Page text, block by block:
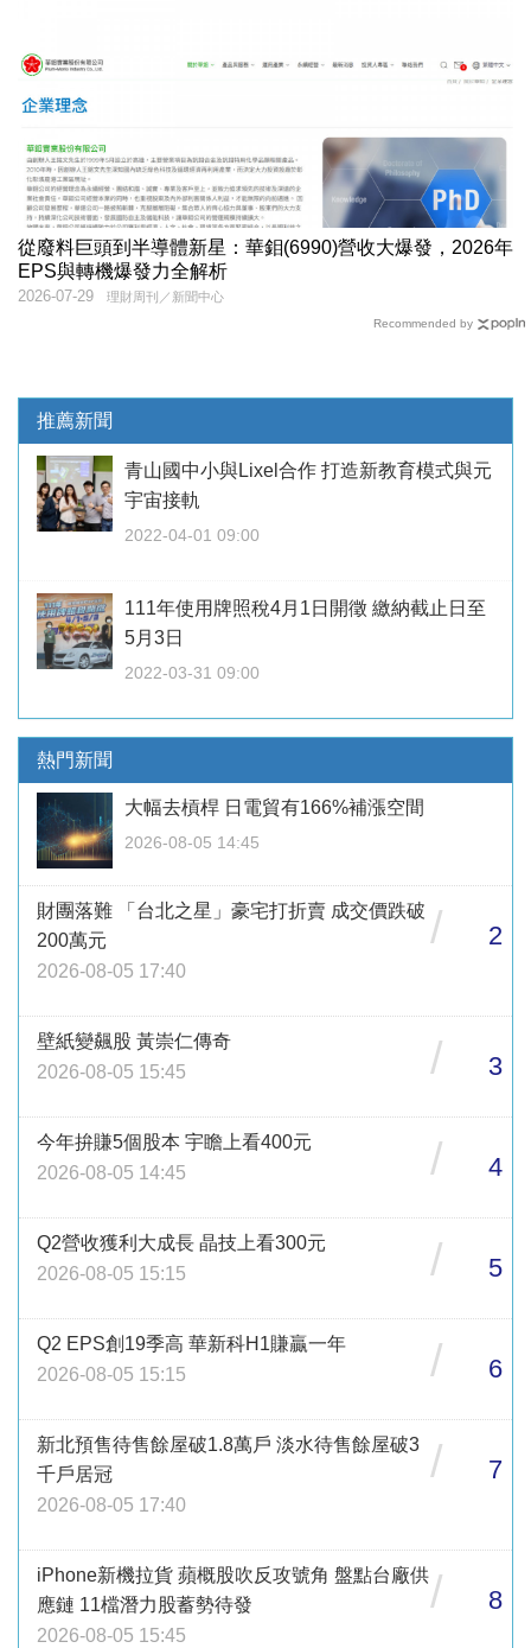
從廢料巨頭到半導體新星：華鉬(6990)營收大爆發，2026年
EPS與轉機爆發力全解析
理財周刊／新聞中心
2026-07-29
Recommended by
推薦新聞
青山國中小與Lixel合作 打造新教育模式與元
宇宙接軌
2022-04-01 09:00
111年使用牌照稅4月1日開徵 繳納截止日至
5月3日
2022-03-31 09:00
熱門新聞
大幅去槓桿 日電貿有166%補漲空間
2026-08-05 14:45
財團落難 「台北之星」豪宅打折賣 成交價跌破
200萬元
2026-08-05 17:40
/ 2
壁紙變飆股 黃崇仁傳奇
2026-08-05 15:45
/ 3
今年拚賺5個股本 宇瞻上看400元
2026-08-05 14:45
/ 4
Q2營收獲利大成長 晶技上看300元
2026-08-05 15:15
/ 5
Q2 EPS創19季高 華新科H1賺贏一年
2026-08-05 15:15
/ 6
新北預售待售餘屋破1.8萬戶 淡水待售餘屋破3
千戶居冠
2026-08-05 17:40
/ 7
iPhone新機拉貨 蘋概股吹反攻號角 盤點台廠供
應鏈 11檔潛力股蓄勢待發
2026-08-05 15:45
/ 8